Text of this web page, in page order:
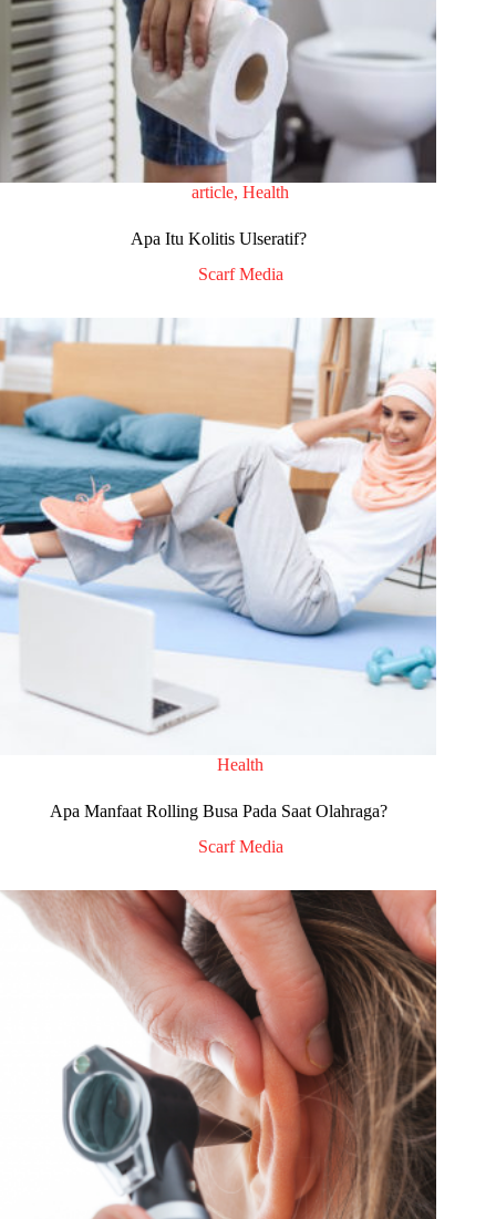
article,Health
Apa Itu Kolitis Ulseratif?
Scarf Media
Health
Apa Manfaat Rolling Busa Pada Saat Olahraga?
Scarf Media